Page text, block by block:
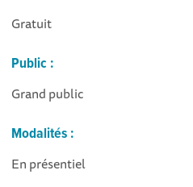
Gratuit
Public :
Grand public
Modalités :
En présentiel